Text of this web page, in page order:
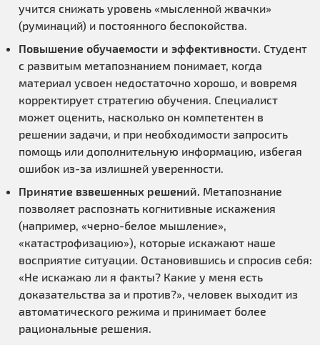
учится снижать уровень «мысленной жвачки»
(руминаций) и постоянного беспокойства.
Повышение обучаемости и эффективности. Студент
с развитым метапознанием понимает, когда
материал усвоен недостаточно хорошо, и вовремя
корректирует стратегию обучения. Специалист
может оценить, насколько он компетентен в
решении задачи, и при необходимости запросить
помощь или дополнительную информацию, избегая
ошибок из-за излишней уверенности.
Принятие взвешенных решений. Метапознание
позволяет распознать когнитивные искажения
(например, «черно-белое мышление»,
«катастрофизацию»), которые искажают наше
восприятие ситуации. Остановившись и спросив себя:
«Не искажаю ли я факты? Какие у меня есть
доказательства за и против?», человек выходит из
автоматического режима и принимает более
рациональные решения.